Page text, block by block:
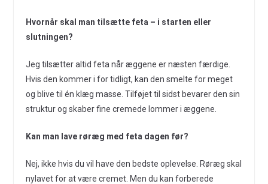
Hvornår skal man tilsætte feta – i starten eller
slutningen?
Jeg tilsætter altid feta når æggene er næsten færdige.
Hvis den kommer i for tidligt, kan den smelte for meget
og blive til én klæg masse. Tilføjet til sidst bevarer den sin
struktur og skaber fine cremede lommer i æggene.
Kan man lave røræg med feta dagen før?
Nej, ikke hvis du vil have den bedste oplevelse. Røræg skal
nylavet for at være cremet. Men du kan forberede